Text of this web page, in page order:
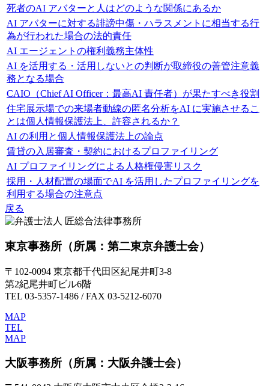
死者のAI アバターと人はどのような関係にあるか
AI アバターに対する誹謗中傷・ハラスメントに相当する行
為が行われた場合の法的責任
AI エージェントの権利義務主体性
AI を活用する・活用しないとの判断が取締役の善管注意義
務となる場合
CAIO（Chief AI Officer：最高AI 責任者）が果たすべき役割
住宅展示場での来場者動線の匿名分析をAI に実施させるこ
とは個人情報保護法上、許容されるか？
AI の利用と個人情報保護法上の論点
賃貸の入居審査・契約におけるプロファイリング
AI プロファイリングによる人格権侵害リスク
採用・人材配置の場面でAI を活用したプロファイリングを
利用する場合の注意点
戻る
東京事務所 （所属：第二東京弁護士会）
〒102-0094 東京都千代田区紀尾井町3-8
第2紀尾井町ビル6階
TEL 03-5357-1486 / FAX 03-5212-6070
MAP
TEL
MAP
大阪事務所 （所属：大阪弁護士会）